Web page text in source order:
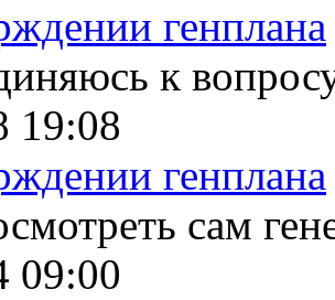
генплана
к
19:08
генплана
сам
09:00